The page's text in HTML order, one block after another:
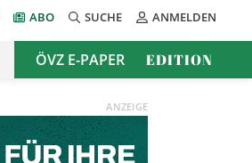
ABO SUCHE ANMELDEN
ÖVZ E-PAPER EDITION
ANZEIGE